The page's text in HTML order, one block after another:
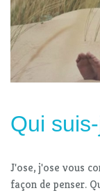
Qui
J'ose, j'ose vous
façon de penser.